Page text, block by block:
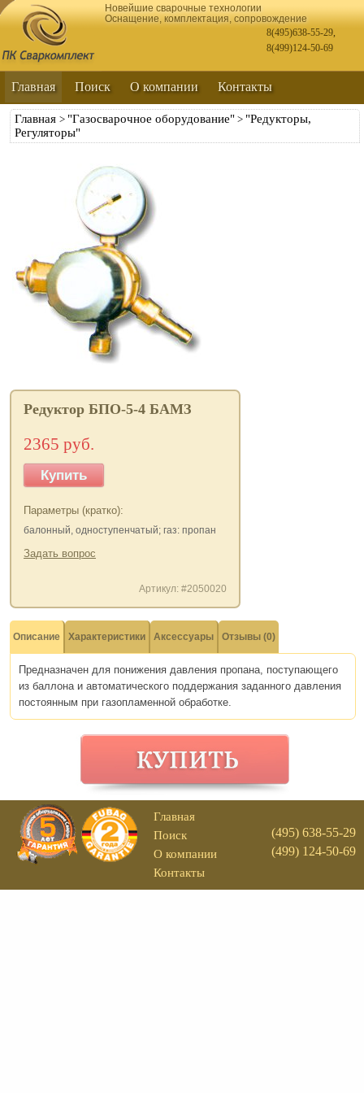
Новейшие сварочные технологии
Оснащение, комплектация, сопровождение
8(495)638-55-29,
8(499)124-50-69
Главная Поиск О компании Контакты
Главная > "Газосварочное оборудование" > "Редукторы,
Регуляторы"
Редуктор БПО-5-4 БАМЗ
2365 руб.
Купить
Параметры (кратко):
балонный, одноступенчатый; газ: пропан
Задать вопрос
Артикул: #2050020
Описание Характеристики Аксессуары Отзывы (0)
Предназначен для понижения давления пропана, поступающего
из баллона и автоматического поддержания заданного давления
постоянным при газопламенной обработке.
Главная
Поиск
О компании
Контакты
(495) 638-55-29
(499) 124-50-69